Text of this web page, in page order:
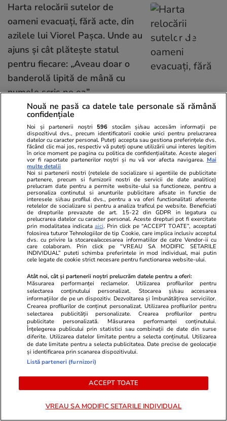
Harta relocării sutelor de
oameni evacuați, fără acte, din
azilele lui Viorel Pașca. Unde au
ajuns și cât plătește statul
pentru fiecare: „Aveau doar o
banderolă lipită de mână cu
numele scris pe ea”
Știri România 09:34
Nicușor Dan și Ciprian Ciucu,
față în față la Cotroceni, după
ce primarul Capitalei a fost
acuzat de DNA de luare de
mită. Ce discută cu
reprezentanții fostei coaliții
15 iul.
Studiile universitare de științe
politice între prea multă teorie
și prea puțină practică
15 iul.
Când criminalul de război Putin
va muri, crimele Rusiei vor
Nouă ne pasă ca datele tale personale să rămână
confidențiale
Noi și partenerii noștri 596 stocăm și/sau accesăm informații pe
dispozitivul dvs., precum identificatorii cookie unici pentru prelucrarea
datelor cu caracter personal. Puteți accepta sau gestiona preferințele dvs.
făcând clic mai jos, respectiv vă puteți opune utilizării unui interes legitim
în orice moment pe pagina cu politica de confidențialitate. Aceste alegeri
vor fi raportate partenerilor noștri și nu vă vor afecta navigarea. Mai
multe detalii
Noi si partenerii nostri (retelele de socializare si agentiile de publicitate
partenere, precum si furnizorii nostri de servicii de date analitice)
prelucram date pentru a permite website-ului sa functioneze, pentru a
personaliza continutul si anunturile publicitare afisate in functie de
interesele si/sau profilul dvs., pentru a va oferi functionalitati aferente
retelelor de socializare si pentru a analiza traficul pe website. Beneficiati
de drepturile prevazute de art. 15-22 din GDPR in legatura cu
prelucrarea datelor cu caracter personal. Aceste drepturi pot fi exercitate
prin modalitatea indicataaici. Prin click pe “ACCEPT TOATE”, acceptati
folosirea tuturor Tehnologiilor de tip Cookie, care implica inclusiv acceptul
dvs. cu privire la stocarea/accesarea informatiilor de catre Vendor-ii cu
care colaboram. Prin click pe “VREAU SA MODIFIC SETARILE
INDIVIDUAL” puteti schimba preferintele in mod individual, mai putin
cele legate de cookie strict necesare pentru functionarea website-ului.
Atât noi, cât și partenerii noștri prelucrăm datele pentru a oferi:
Măsurarea performanței reclamelor. Utilizarea profilurilor pentru
selectarea conținutului personalizat. Stocarea și/sau accesarea
informațiilor de pe un dispozitiv. Dezvoltarea și îmbunătățirea serviciilor.
Crearea profilurilor de conținut personalizat. Utilizarea profilurilor pentru
selectarea publicității personalizate. Crearea profilurilor pentru
publicitate personalizată. Măsurarea performanței conținutului.
Înțelegerea publicului prin statistici sau combinații de date din surse
diferite. Utilizarea datelor limitate pentru a selecta conținutul. Utilizarea
de date limitate pentru a selecta publicitatea. Date precise de geolocație
și identificarea prin scanarea dispozitivului.
Listă parteneri (furnizori)
ACCEPT TOATE
VREAU SA MODIFIC SETARILE INDIVIDUAL